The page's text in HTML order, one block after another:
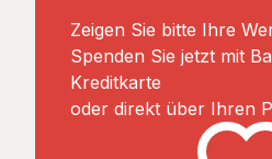
Zeigen Sie bitte Ihre
Spenden Sie jetzt mit
Kreditkarte
oder direkt über Ihren